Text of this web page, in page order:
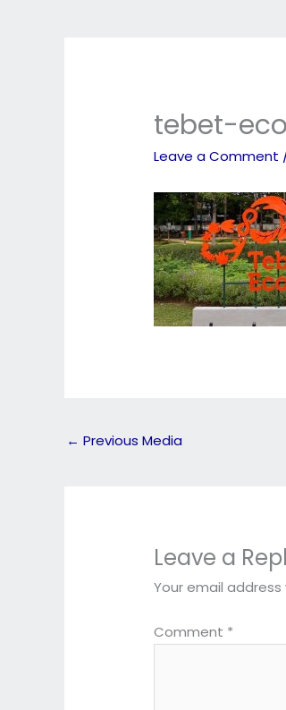
tebet-
Leave a Comment
← Previous Media
Leave a
Your email
Comment *